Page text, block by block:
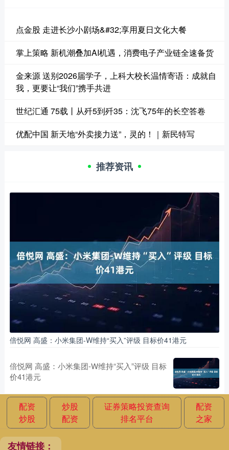
点金股 走进长沙小剧场&#32;享用夏日文化大餐
掌上策略 新机潮叠加AI机遇，消费电子产业链全速备货
金来源 送别2026届学子，上科大校长温情寄语：成就自
我，更要让“我们”携手共进
世纪汇通 75载丨从歼5到歼35：沈飞75年的长空答卷
优配中国 新天地“外卖接力送”，灵的！｜新民特写
推荐资讯
倍悦网 高盛：小米集团-W维持“买入”评级 目标价41港元
倍悦网 高盛：小米集团-W维持“买入”评级 目标
价41港元
配资
炒股
炒股
配资
证券策略投资查询
排名平台
配资
之家
友情链接：